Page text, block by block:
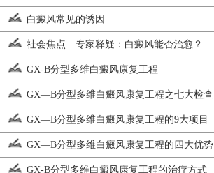
白癜风常见的诱因
社会焦点—专家释疑：白癜风能否治愈？
GX-B分型多维白癜风康复工程
GX—B分型多维白癜风康复工程之七大检查
GX—B分型多维白癜风康复工程的9大项目
GX—B分型多维白癜风康复工程的四大优势
GX-B分型多维白癜风康复工程的治疗方式